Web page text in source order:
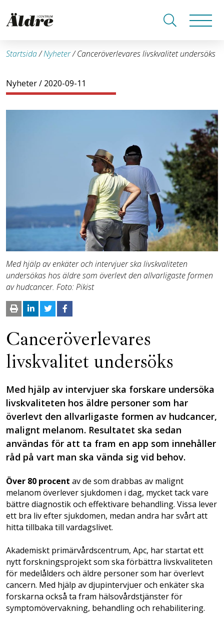
Startsida/Nyheter/Canceröverlevares livskvalitet undersöks
Nyheter/ 2020-09-11
Med hjälp av enkäter och intervjuer ska livskvaliteten
undersökas hos äldre som överlevt den allvarligaste formen
av hudcancer. Foto: Pikist
Canceröverlevares
livskvalitet undersöks
Med hjälp av intervjuer ska forskare undersöka
livskvaliteten hos äldre personer som har
överlevt den allvarligaste formen av hudcancer,
malignt melanom. Resultatet ska sedan
användas för att ta fram en app som innehåller
råd på vart man ska vända sig vid behov.
Över 80 procent av de som drabbas av malignt
melanom överlever sjukdomen i dag, mycket tack vare
bättre diagnostik och effektivare behandling. Vissa lever
ett bra liv efter sjukdomen, medan andra har svårt att
hitta tillbaka till vardagslivet.
Akademiskt primärvårdscentrum, Apc, har startat ett
nytt forskningsprojekt som ska förbättra livskvaliteten
för medelålders och äldre personer som har överlevt
cancern. Med hjälp av djupintervjuer och enkäter ska
forskarna också ta fram hälsovårdstjänster för
symptomövervakning, behandling och rehabilitering.